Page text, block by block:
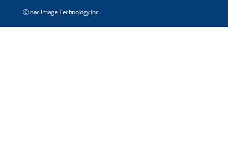
Ⓒ nac Image Technology Inc.